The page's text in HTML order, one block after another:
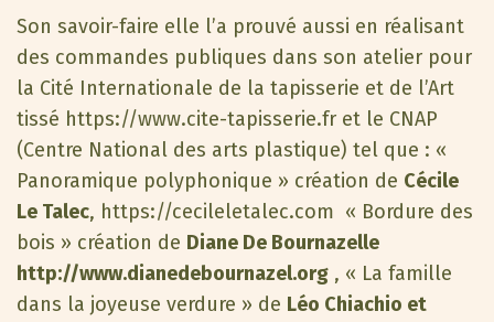
Son savoir-faire elle l’a prouvé aussi en réalisant
des commandes publiques dans son atelier pour
la Cité Internationale de la tapisserie et de l’Art
tissé https://www.cite-tapisserie.fr et le CNAP
(Centre National des arts plastique) tel que : «
Panoramique polyphonique » création de Cécile
Le Talec, https://cecileletalec.com « Bordure des
bois » création de Diane De Bournazelle
http://www.dianedebournazel.org , « La famille
dans la joyeuse verdure » de Léo Chiachio et